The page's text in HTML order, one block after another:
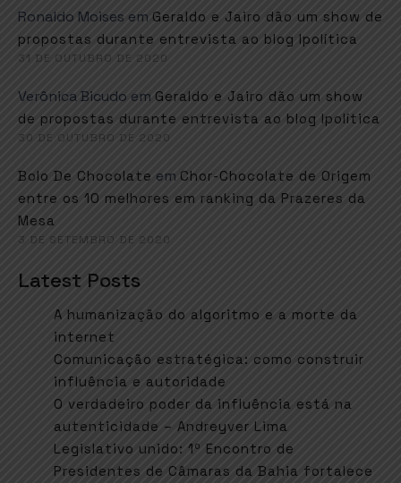
Ronaldo Moises em Geraldo e Jairo dão um show de
propostas durante entrevista ao blog Ipolítica
31 DE OUTUBRO DE 2020
Verônica Bicudo em Geraldo e Jairo dão um show
de propostas durante entrevista ao blog Ipolítica
30 DE OUTUBRO DE 2020
Bolo De Chocolate em Chor-Chocolate de Origem
entre os 10 melhores em ranking da Prazeres da
Mesa
3 DE SETEMBRO DE 2020
Latest Posts
A humanização do algoritmo e a morte da
internet
Comunicação estratégica: como construir
influência e autoridade
O verdadeiro poder da influência está na
autenticidade – Andreyver Lima
Legislativo unido: 1º Encontro de
Presidentes de Câmaras da Bahia fortalece